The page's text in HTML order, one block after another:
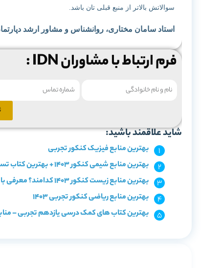
سوالاتش بالاتر از منبع قبلی تان باشد.
استاد سامان مختاری، روانشناس و مشاور ارشد
فرم ارتباط با مشاوران IDN :
شاید علاقمند باشید:
بهترین منابع فیزیک کنکور تجربی
بهترین منابع شیمی کنکور 1403 + بهترین کتاب تست شیمی
بهترین منابع زیست کنکور 1403 کدامند؟ معرفی با سطح بندی
بهترین منابع ریاضی کنکور تجربی 1403
بهترین کتاب های کمک درسی یازدهم تجربی –